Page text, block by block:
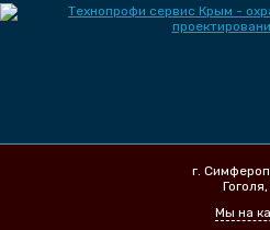
г.
Мы на